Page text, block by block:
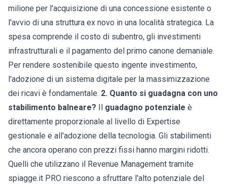
milione per l'acquisizione di una concessione esistente o
l'avvio di una struttura ex novo in una località strategica. La
spesa comprende il costo di subentro, gli investimenti
infrastrutturali e il pagamento del primo canone demaniale.
Per rendere sostenibile questo ingente investimento,
l'adozione di un sistema digitale per la massimizzazione
dei ricavi è fondamentale. 2. Quanto si guadagna con uno
stabilimento balneare?
guadagno potenziale è
direttamente proporzionale al livello di Expertise
gestionale e all'adozione della tecnologia. Gli stabilimenti
che ancora operano con prezzi fissi hanno margini ridotti.
Quelli che utilizzano il Revenue Management tramite
spiagge.it PRO riescono a sfruttare l'alto potenziale del